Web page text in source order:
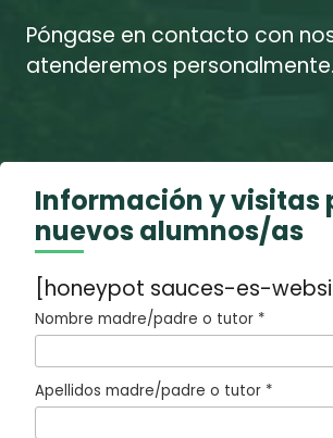
Póngase en contacto con
atenderemos personalmente.
Información y visitas
nuevos alumnos/as
[honeypot sauces-es-
Nombre madre/padre o tutor *
Apellidos madre/padre o tutor *